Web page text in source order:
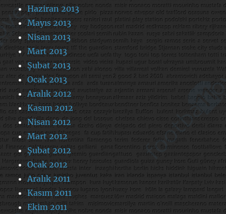
Haziran 2013
Mayıs 2013
Nisan 2013
Mart 2013
Şubat 2013
Ocak 2013
Aralık 2012
Kasım 2012
Nisan 2012
Mart 2012
Şubat 2012
Ocak 2012
Aralık 2011
Kasım 2011
Ekim 2011